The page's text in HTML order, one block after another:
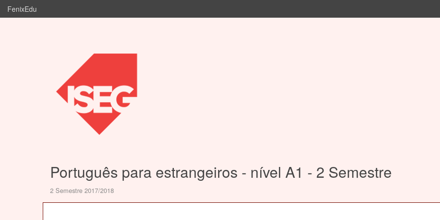
FenixEdu
Português para estrangeiros - nível A1 - 2 Semestre
2 Semestre 2017/2018